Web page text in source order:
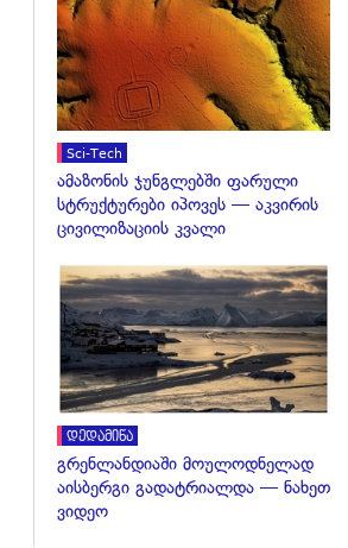
Sci-Tech
ამაზონის ჯუნგლებში ფარული
სტრუქტურები იპოვეს — აკვირის
ცივილიზაციის კვალი
დედამიწა
გრენლანდიაში მოულოდნელად
აისბერგი გადატრიალდა — ნახეთ
ვიდეო